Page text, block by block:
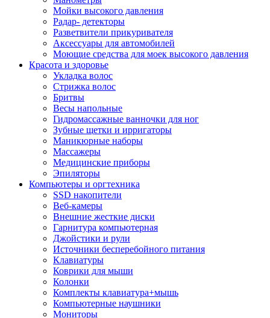
Мойки высокого давления
Радар- детекторы
Разветвители прикуривателя
Аксессуары для автомобилей
Моющие средства для моек высокого давления
Красота и здоровье
Укладка волос
Стрижка волос
Бритвы
Весы напольные
Гидромассажные ванночки для ног
Зубные щетки и ирригаторы
Маникюрные наборы
Массажеры
Медицинские приборы
Эпиляторы
Компьютеры и оргтехника
SSD накопители
Веб-камеры
Внешние жесткие диски
Гарнитура компьютерная
Джойстики и рули
Источники бесперебойного питания
Клавиатуры
Коврики для мыши
Колонки
Комплекты клавиатура+мышь
Компьютерные наушники
Мониторы